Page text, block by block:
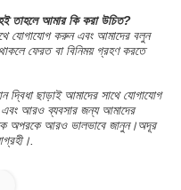
তাহলে আমার কি করা উচিত?
যোগাযোগ করুন এবং আমাদের বলুন
ফেরত বা বিনিময় গ্রহণ করতে
ছাড়াই আমাদের সাথে যোগাযোগ
আরও ব্যবসার জন্য আমাদের
অপরকে আরও ভালভাবে জানুন।অদূর